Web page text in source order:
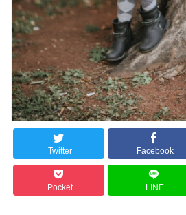
Twitter Facebook
Pocket LINE